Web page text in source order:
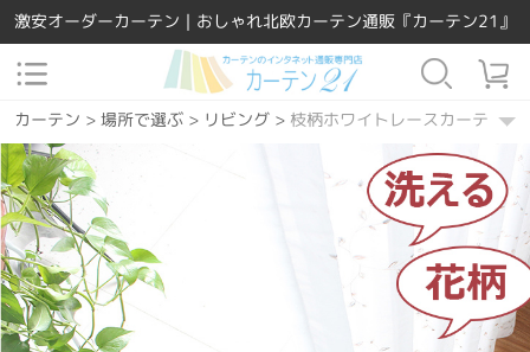
激安オーダーカーテン｜おしゃれ北欧カーテン通販『カーテン21』
カーテン > 場所で選ぶ> リビング> 枝柄ホワイトレースカーテン
カーテン > 機能別
枝柄ホワイトレースカーテン
カーテン> >
枝柄ホワイトレースカーテン
カーテン >場所で選ぶ
枝柄ホワイトレースカーテン
カーテン>無料形状記憶加工
枝柄ホワイトレースカーテン
カーテン> 場所で選ぶ >枝柄ホワイトレー
カーテン>カーテンの種類 レースカーテン>
枝柄ホワイトレー
カーテン>機能別 UVカット
枝柄ホワイトレースカーテン